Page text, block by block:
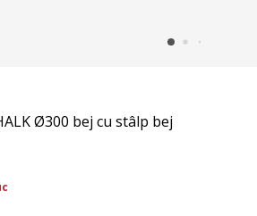
Ø300 bej cu stâlp bej